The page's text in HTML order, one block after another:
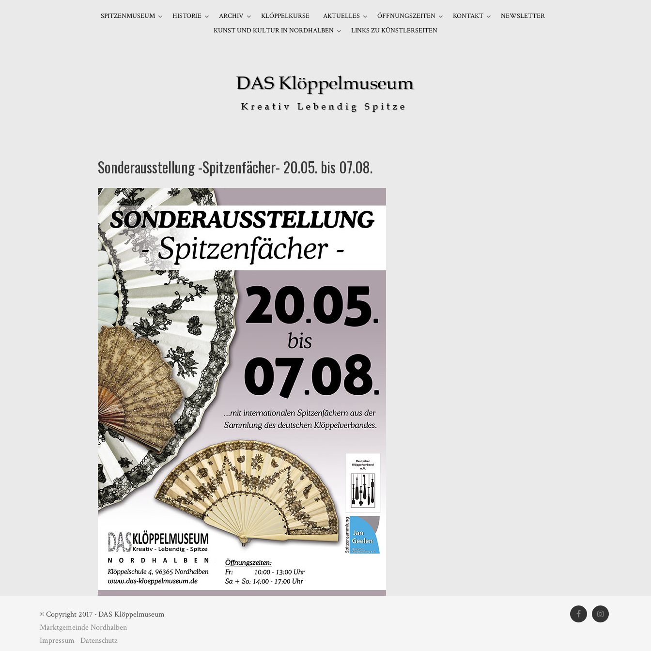
SPITZENMUSEUM HISTORIE ARCHIV KLÖPPELKURSE AKTUELLES ÖFFNUNGSZEITEN KONTAKT
NEWSLETTER
KUNST UND KULTUR IN NORDHALBEN
LINKS ZU KÜNSTLERSEITEN
Sonderausstellung -Spitzenfächer- 20.05. bis 07.08.
© Copyright 2017 · DAS Klöppelmuseum
Marktgemeinde Nordhalben
Impressum
Datenschutz